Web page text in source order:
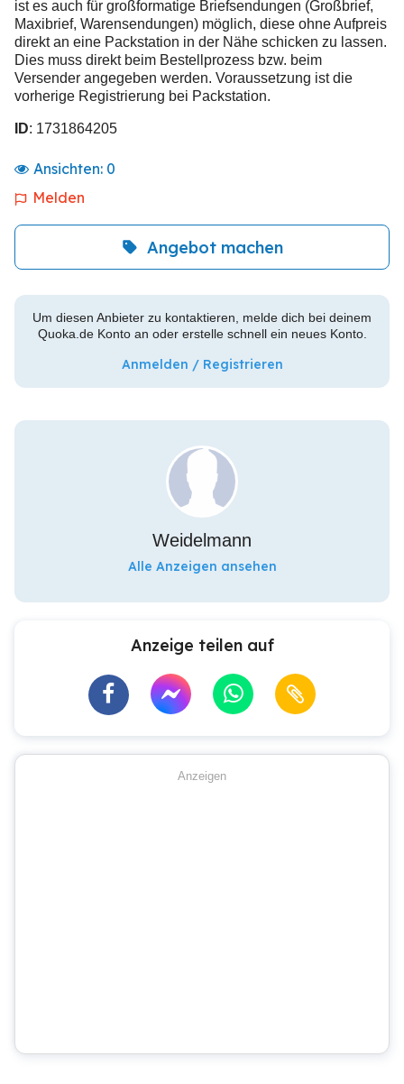
ist es auch für großformatige Briefsendungen (Großbrief,
Maxibrief, Warensendungen) möglich, diese ohne Aufpreis
direkt an eine Packstation in der Nähe schicken zu lassen.
Dies muss direkt beim Bestellprozess bzw. beim
Versender angegeben werden. Voraussetzung ist die
vorherige Registrierung bei Packstation.
ID: 1731864205
Ansichten: 0
Melden
Angebot machen
Um diesen Anbieter zu kontaktieren, melde dich bei deinem
Quoka.de Konto an oder erstelle schnell ein neues Konto.
Anmelden / Registrieren
Weidelmann
Alle Anzeigen ansehen
Anzeige teilen auf
Anzeigen